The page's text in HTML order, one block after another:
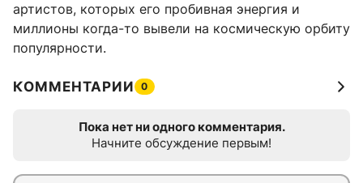
артистов, которых его пробивная энергия и
миллионы когда-то вывели на космическую орбиту
популярности.
КОММЕНТАРИИ 0
Пока нет ни одного комментария.
Начните обсуждение первым!